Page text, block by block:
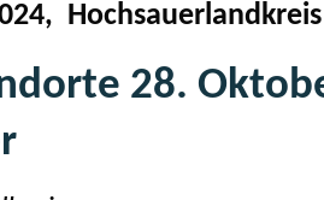
Hochsauerlandkreis
28.